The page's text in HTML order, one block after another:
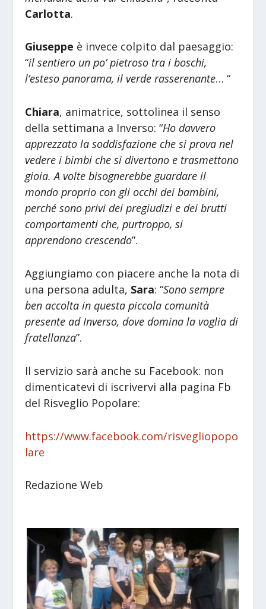
Carlotta.
Giuseppe è invece colpito dal paesaggio:
“il sentiero un po’ pietroso tra i boschi,
l’esteso panorama, il verde rasserenante… “
Chiara, animatrice, sottolinea il senso
della settimana a Inverso: “Ho davvero
apprezzato la soddisfazione che si prova nel
vedere i bimbi che si divertono e trasmettono
gioia. A volte bisognerebbe guardare il
mondo proprio con gli occhi dei bambini,
perché sono privi dei pregiudizi e dei brutti
comportamenti che, purtroppo, si
apprendono crescendo”.
Aggiungiamo con piacere anche la nota di
una persona adulta, Sara: “Sono sempre
ben accolta in questa piccola comunità
presente ad Inverso, dove domina la voglia di
fratellanza”.
Il servizio sarà anche su Facebook: non
dimenticatevi di iscrivervi alla pagina Fb
del Risveglio Popolare:
https://www.facebook.com/risvegliopopo
lare
Redazione Web